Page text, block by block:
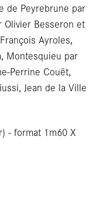
de Peyrebrune par
Olivier Besseron et
Ayroles,
Montesquieu par
Perrine Couët,
Jean de la Ville
- format 1m60 X